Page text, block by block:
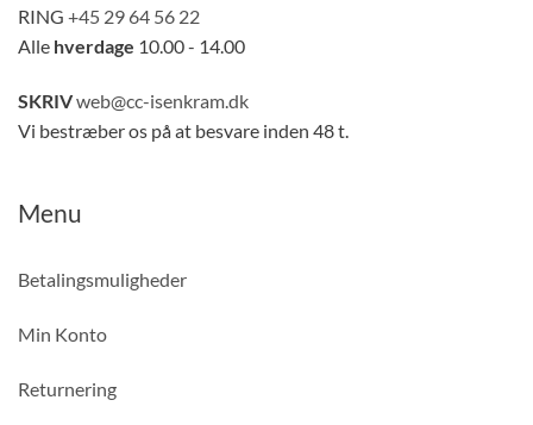
RING +45 29 64 56 22
Alle hverdage 10.00 - 14.00
SKRIVweb@cc-isenkram.dk
Vi bestræber os på at besvare inden 48 t.
Menu
Betalingsmuligheder
Min Konto
Returnering